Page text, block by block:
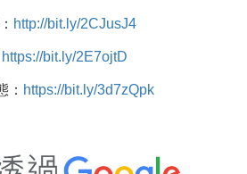
http://bit.ly/2CJusJ4
https://bit.ly/2E7ojtD
： https://bit.ly/3d7zQpk